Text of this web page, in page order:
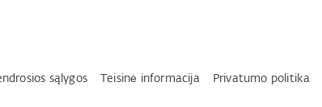
sąlygos Teisinė informacija Privatumo politika